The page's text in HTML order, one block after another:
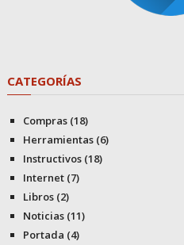
CATEGORÍAS
Compras(18)
Herramientas(6)
Instructivos(18)
Internet(7)
Libros(2)
Noticias(11)
Portada (4)